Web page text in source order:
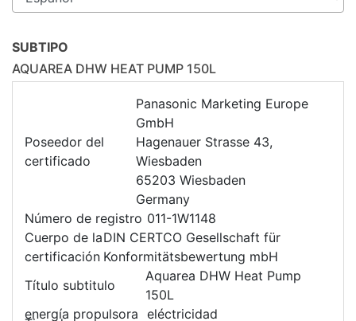
SUBTIPO
AQUAREA DHW HEAT PUMP 150L
Poseedor del
certificado
Panasonic Marketing Europe
GmbH
Hagenauer Strasse 43,
Wiesbaden
65203 Wiesbaden
Germany
Número de registro 011-1W1148
Cuerpo de la
certificación
DIN CERTCO Gesellschaft für
Konformitätsbewertung mbH
Título subtitulo
Aquarea DHW Heat Pump
150L
energía propulsora
eléctricidad